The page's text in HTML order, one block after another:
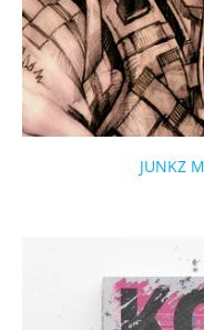
JUNKZ